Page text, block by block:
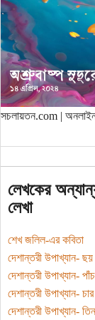
সচলায়তন.com | অনলাইন
লেখকের
লেখা
শেখ জলিল-এর কবিতা
দেশান্তরী উপাখ্যান- ছয়
দেশান্তরী উপাখ্যান- পাঁচ
দেশান্তরী উপাখ্যান- চার
দেশান্তরী উপাখ্যান- তিন